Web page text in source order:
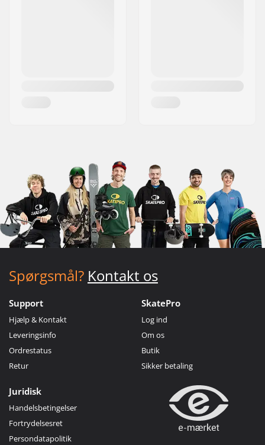
Spørgsmål? Kontakt os
Support
Hjælp & Kontakt
Leveringsinfo
Ordrestatus
Retur
SkatePro
Log ind
Om os
Butik
Sikker betaling
Juridisk
Handelsbetingelser
Fortrydelsesret
Persondatapolitik